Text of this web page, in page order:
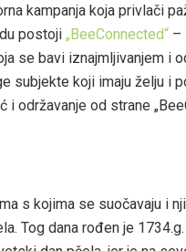
kampanja koja privlači
postoji „BeeConnected“ –
se bavi iznajmljivanjem i
subjekte koji imaju želju i
održavanje od strane
s kojima se suočavaju i
Tog dana rođen je